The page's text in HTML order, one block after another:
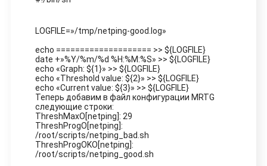
LOGFILE=»/tmp/netping-good.log»
echo ==================== >> ${LOGFILE}
date +»%Y/%m/%d %H:%M:%S» >> ${LOGFILE}
echo «Graph: ${1}» >> ${LOGFILE}
echo «Threshold value: ${2}» >> ${LOGFILE}
echo «Current value: ${3}» >> ${LOGFILE}
Теперь добавим в файл конфигурации MRTG
следующие строки:
ThreshMaxO[netping]: 29
ThreshProgO[netping]:
/root/scripts/netping_bad.sh
ThreshProgOKO[netping]:
/root/scripts/netping_good.sh